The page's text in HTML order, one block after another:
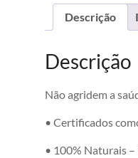
Descrição
Descrição
Não agridem a
• Certificados
• 100% Naturais –